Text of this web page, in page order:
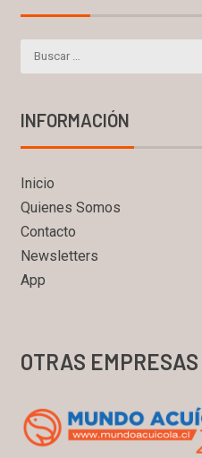
INFORMACIÓN
Inicio
Quienes Somos
Contacto
Newsletters
App
OTRAS EMPRESAS